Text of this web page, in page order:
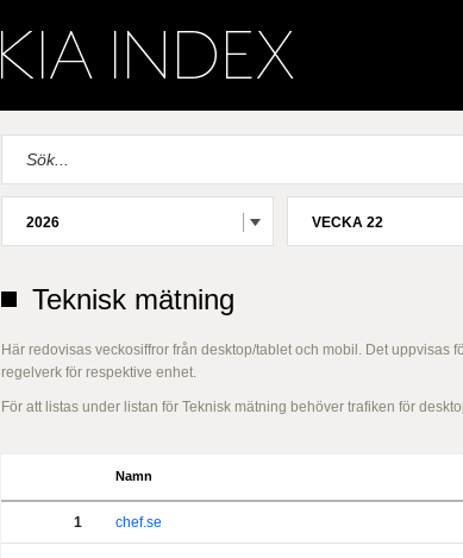
2026 VECKA 22
Teknisk mätning
Här redovisas veckosiffror från desktop/tablet och mobil. Det
regelverk för respektive enhet.
För att listas under listan för Teknisk mätning behöver trafiken för
Namn
1 chef.se